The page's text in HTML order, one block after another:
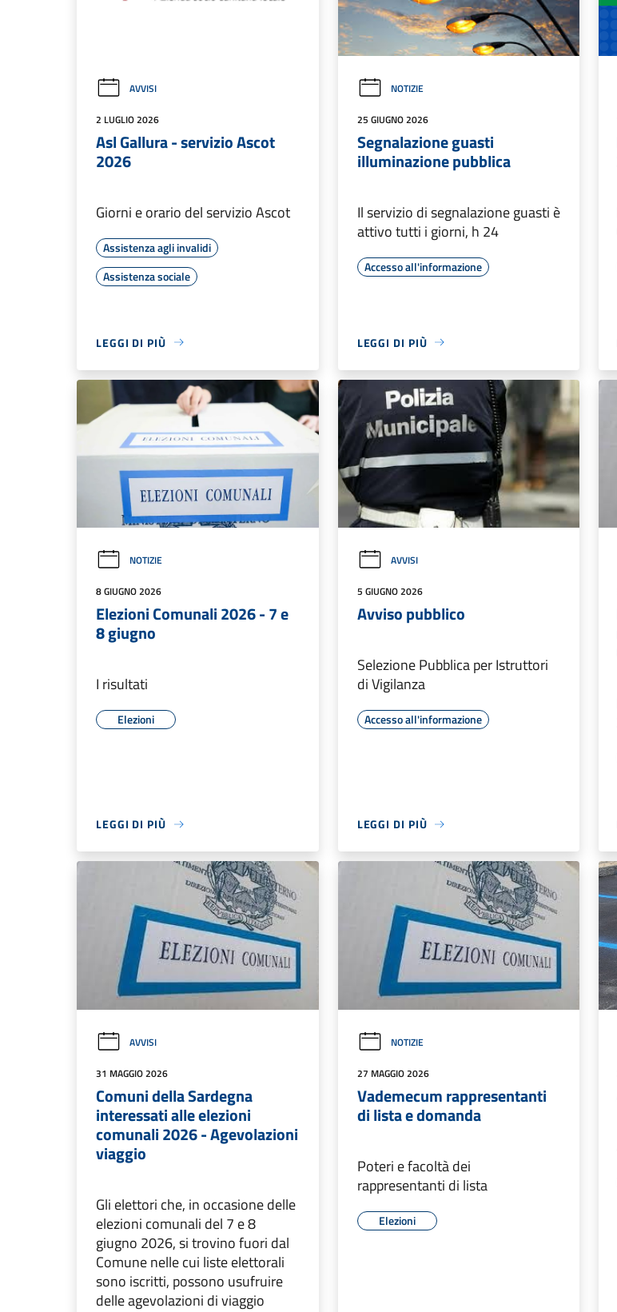
AVVISI
2 LUGLIO 2026
Asl Gallura - servizio Ascot
2026
Giorni e orario del servizio Ascot
Assistenza agli invalidi
Assistenza sociale
LEGGI DI PIÙ
NOTIZIE
25 GIUGNO 2026
Segnalazione guasti
illuminazione pubblica
Il servizio di segnalazione guasti è
attivo tutti i giorni, h 24
Accesso all'informazione
LEGGI DI PIÙ
NOTIZIE
8 GIUGNO 2026
Elezioni Comunali 2026 - 7 e
8 giugno
I risultati
Elezioni
LEGGI DI PIÙ
AVVISI
5 GIUGNO 2026
Avviso pubblico
Selezione Pubblica per Istruttori
di Vigilanza
Accesso all'informazione
LEGGI DI PIÙ
AVVISI
31 MAGGIO 2026
Comuni della Sardegna
interessati alle elezioni
comunali 2026 - Agevolazioni
viaggio
Gli elettori che, in occasione delle
elezioni comunali del 7 e 8
giugno 2026, si trovino fuori dal
Comune nelle cui liste elettorali
sono iscritti, possono usufruire
delle agevolazioni di viaggio
NOTIZIE
27 MAGGIO 2026
Vademecum rappresentanti
di lista e domanda
Poteri e facoltà dei
rappresentanti di lista
Elezioni